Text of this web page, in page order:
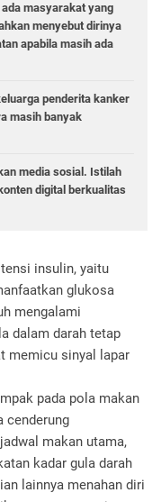
masyarakat yang
menyebut dirinya
apabila masih ada
penderita kanker
masih banyak
media sosial. Istilah
digital berkualitas
insulin, yaitu
glukosa
mengalami
dalam darah tetap
memicu sinyal lapar
pada pola makan
cenderung
makan utama,
kadar gula darah
lainnya menahan diri